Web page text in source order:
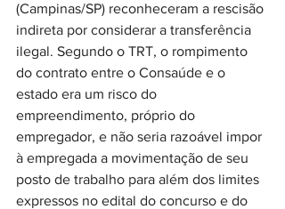
(Campinas/SP) reconheceram a rescisão
indireta por considerar a transferência
ilegal. Segundo o TRT, o rompimento
do contrato entre o Consaúde e o
estado era um risco do
empreendimento, próprio do
empregador, e não seria razoável impor
à empregada a movimentação de seu
posto de trabalho para além dos limites
expressos no edital do concurso e do